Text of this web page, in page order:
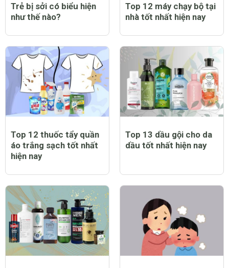
Trẻ bị sởi có biểu hiện
như thế nào?
Top 12 máy chạy bộ tại
nhà tốt nhất hiện nay
Top 12 thuốc tẩy quần
áo trắng sạch tốt nhất
hiện nay
Top 13 dầu gội cho da
dầu tốt nhất hiện nay